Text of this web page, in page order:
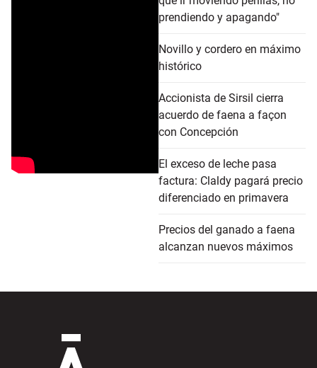
prendiendo y apagando"
Novillo y cordero en máximo
histórico
Accionista de Sirsil cierra
acuerdo de faena a façon
con Concepción
El exceso de leche pasa
factura: Claldy pagará precio
diferenciado en primavera
Precios del ganado a faena
alcanzan nuevos máximos